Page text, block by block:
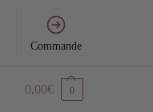
Commande
0,00€ 0